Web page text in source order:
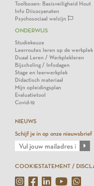
Toolboxen: Basisveiligheid Hout
Info Diisocyanaten
Psychosociaal welzijn
ONDERWIJS
Studiekeuze
Leerroutes leren op de werkplek
Duaal Leren / Werkplekleren
Bijscholing / Infodagen
Stage en leerwerkplek
Didactisch materiaal
Mijn opleidingsplan
Evaluatietool
Covid-19
NIEUWS
Schijf je in op onze nieuwsbrief
COOKIESTATEMENT /